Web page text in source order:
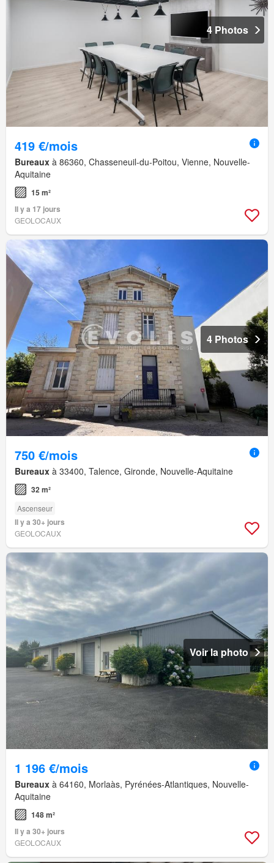
4 Photos
419 €/mois
Bureaux à 86360, Chasseneuil-du-Poitou, Vienne, Nouvelle-
Aquitaine
15 m²
Il y a 17 jours
GEOLOCAUX
4 Photos
750 €/mois
Bureaux à 33400, Talence, Gironde, Nouvelle-Aquitaine
32 m²
Ascenseur
Il y a 30+ jours
GEOLOCAUX
Voir la photo
1 196 €/mois
Bureaux à 64160, Morlaàs, Pyrénées-Atlantiques, Nouvelle-
Aquitaine
148 m²
Il y a 30+ jours
GEOLOCAUX